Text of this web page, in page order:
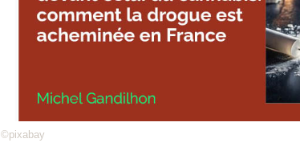
©pixabay